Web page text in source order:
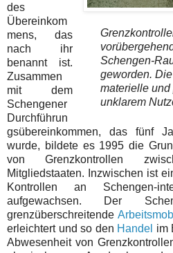
Schengen-
geworden.
materielle
unklarem
des
Übereinkom
mens, das
nach ihr
benannt ist.
Zusammen
mit dem
Schengener
Durchführun
gsübereinkommen, das fünf
wurde, bildete es 1995 die
von Grenzkontrollen
Mitgliedstaaten. Inzwischen ist
Kontrollen an Schengen-
aufgewachsen. Der
grenzüberschreitende
erleichtert und so den Handel im
Abwesenheit von